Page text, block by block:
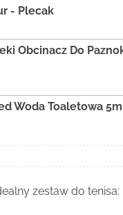
- Plecak
Obcinacz Do
Woda Toaletowa
zestaw do tenisa: